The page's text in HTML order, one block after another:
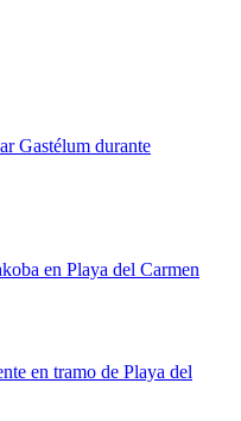
Gastélum durante
en Playa del Carmen
en tramo de Playa del